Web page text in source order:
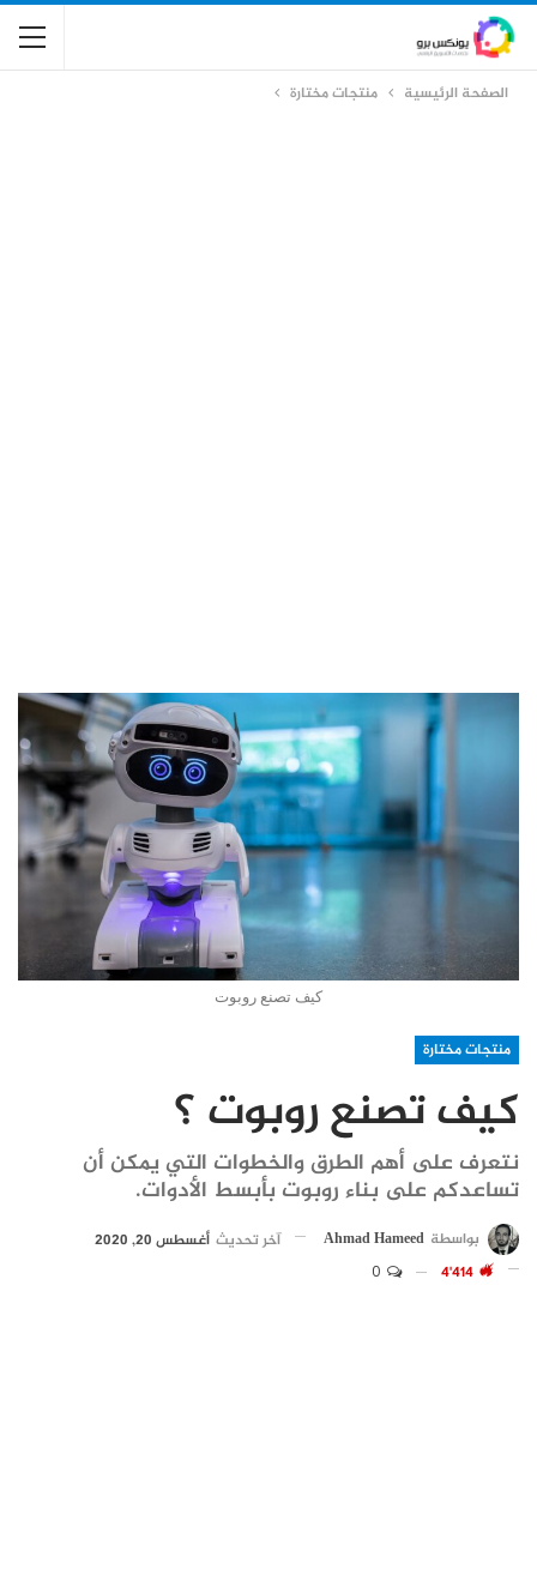
الصفحة الرئيسية منتجات مختارة
كيف تصنع روبوت
منتجات مختارة
كيف تصنع روبوت ؟
نتعرف على أهم الطرق والخطوات التي يمكن أن
تساعدكم على بناء روبوت بأبسط الأدوات.
بواسطة Ahmad Hameed آخر تحديث أغسطس 20, 2020